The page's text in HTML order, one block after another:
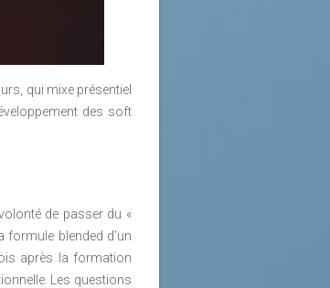
et la place de
qui mixe présentiel
des soft
de passer du «
blended d’un
après la formation
Les questions